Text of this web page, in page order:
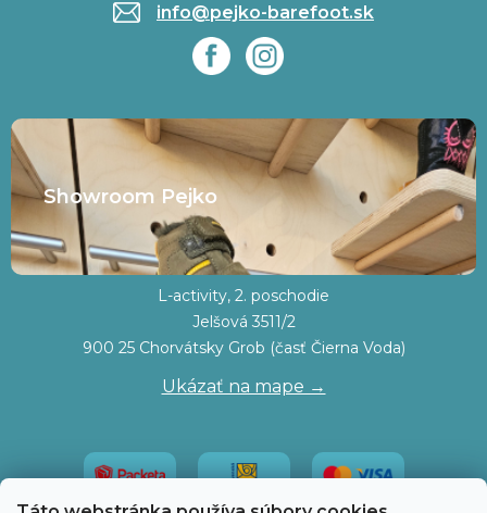
info@pejko-barefoot.sk
Showroom Pejko
L-activity, 2. poschodie
Jelšová 3511/2
900 25 Chorvátsky Grob (časť Čierna Voda)
Ukázať na mape →